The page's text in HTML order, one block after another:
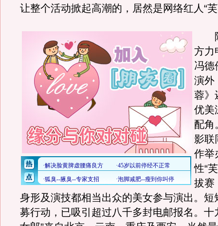
让整个活动掀起高潮的，居然是网络红人“
除
方力
冯德
演外
蓉》
优美
配角
影联
作举
性“
拔赛
身形及演技都相当出众的美女参与演出。短
募行动，已吸引超过八千多封电邮报名。十